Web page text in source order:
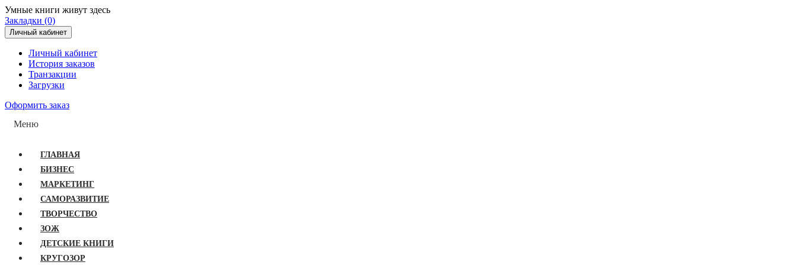
Умные книги живут здесь
Закладки (0)
Личный кабинет
Личный кабинет
История заказов
Транзакции
Загрузки
Оформить заказ
Меню
ГЛАВНАЯ
БИЗНЕС
МАРКЕТИНГ
САМОРАЗВИТИЕ
ТВОРЧЕСТВО
ЗОЖ
ДЕТСКИЕ КНИГИ
КРУГОЗОР